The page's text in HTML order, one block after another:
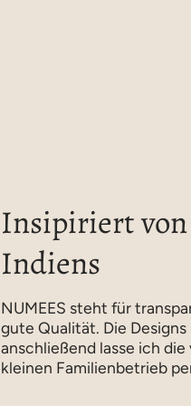
Insipiriert
Indiens
NUMEES steht für
gute Qualität. Die
anschließend lasse ich
kleinen Familienbetrieb